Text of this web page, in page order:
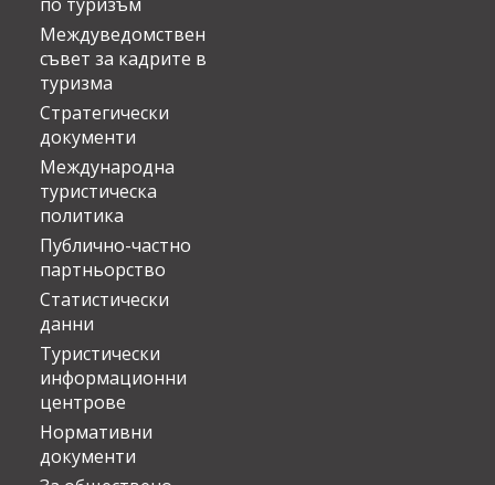
Междуведомствен
съвет за кадрите в
туризма
Стратегически
документи
Международна
туристическа
политика
Публично-частно
партньорство
Статистически
данни
Туристически
информационни
центрове
Нормативни
документи